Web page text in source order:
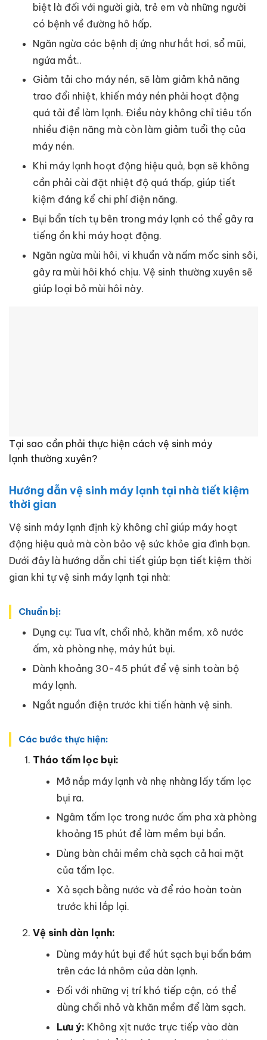
biệt là đối với người già, trẻ em và những người
có bệnh về đường hô hấp.
Ngăn ngừa các bệnh dị ứng như hắt hơi, sổ mũi,
ngứa mắt..
Giảm tải cho máy nén, sẽ làm giảm khả năng
trao đổi nhiệt, khiến máy nén phải hoạt động
quá tải để làm lạnh. Điều này không chỉ tiêu tốn
nhiều điện năng mà còn làm giảm tuổi thọ của
máy nén.
Khi máy lạnh hoạt động hiệu quả, bạn sẽ không
cần phải cài đặt nhiệt độ quá thấp, giúp tiết
kiệm đáng kể chi phí điện năng.
Bụi bẩn tích tụ bên trong máy lạnh có thể gây ra
tiếng ồn khi máy hoạt động.
Ngăn ngừa mùi hôi, vi khuẩn và nấm mốc sinh sôi,
gây ra mùi hôi khó chịu. Vệ sinh thường xuyên sẽ
giúp loại bỏ mùi hôi này.
Tại sao cần phải thực hiện cách vệ sinh máy
lạnh thường xuyên?
Hướng dẫn vệ sinh máy lạnh tại nhà tiết kiệm
thời gian
Vệ sinh máy lạnh định kỳ không chỉ giúp máy hoạt
động hiệu quả mà còn bảo vệ sức khỏe gia đình bạn.
Dưới đây là hướng dẫn chi tiết giúp bạn tiết kiệm thời
gian khi tự vệ sinh máy lạnh tại nhà:
Chuẩn bị:
Dụng cụ: Tua vít, chổi nhỏ, khăn mềm, xô nước
ấm, xà phòng nhẹ, máy hút bụi.
Dành khoảng 30-45 phút để vệ sinh toàn bộ
máy lạnh.
Ngắt nguồn điện trước khi tiến hành vệ sinh.
Các bước thực hiện:
Tháo tấm lọc bụi:
Mở nắp máy lạnh và nhẹ nhàng lấy tấm lọc
bụi ra.
Ngâm tấm lọc trong nước ấm pha xà phòng
khoảng 15 phút để làm mềm bụi bẩn.
Dùng bàn chải mềm chà sạch cả hai mặt
của tấm lọc.
Xả sạch bằng nước và để ráo hoàn toàn
trước khi lắp lại.
Vệ sinh dàn lạnh:
Dùng máy hút bụi để hút sạch bụi bẩn bám
trên các lá nhôm của dàn lạnh.
Đối với những vị trí khó tiếp cận, có thể
dùng chổi nhỏ và khăn mềm để làm sạch.
Lưu ý: Không xịt nước trực tiếp vào dàn